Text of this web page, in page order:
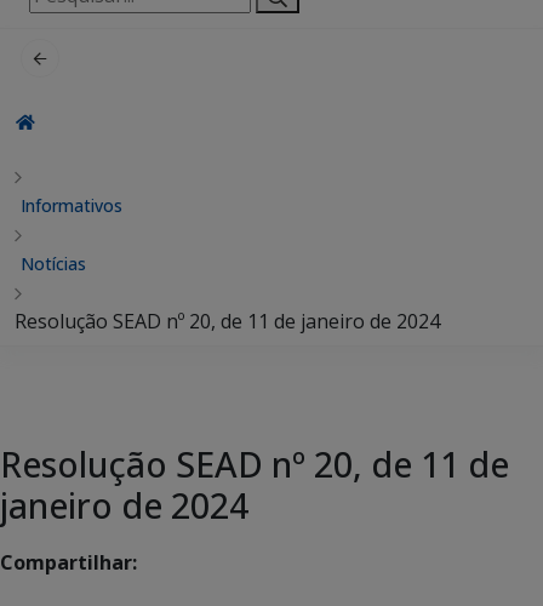
por:
Informativos
Notícias
Resolução SEAD nº 20, de 11 de janeiro de 2024
Resolução SEAD nº 20, de 11 de
janeiro de 2024
Compartilhar: